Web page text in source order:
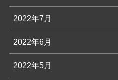
2022年7月
2022年6月
2022年5月